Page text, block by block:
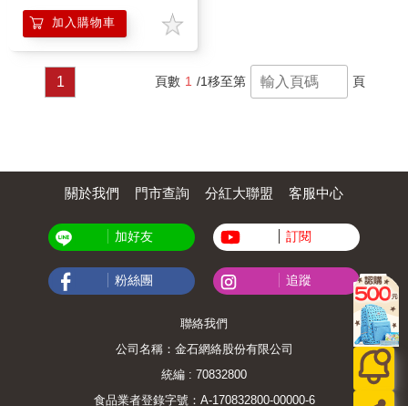
加入購物車
1 頁數 1 /1移至第 頁
關於我們 門市查詢 分紅大聯盟 客服中心
加好友 訂閱
粉絲團 追蹤
聯絡我們
公司名稱：金石網絡股份有限公司
統編 : 70832800
食品業者登錄字號：A-170832800-00000-6